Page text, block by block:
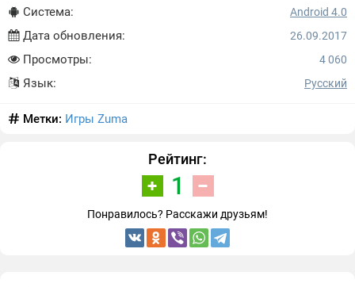
Система: Android 4.0
Дата обновления: 26.09.2017
Просмотры: 4 060
Язык: Русский
Метки: Игры Zuma
Рейтинг:
1
Понравилось? Расскажи друзьям!